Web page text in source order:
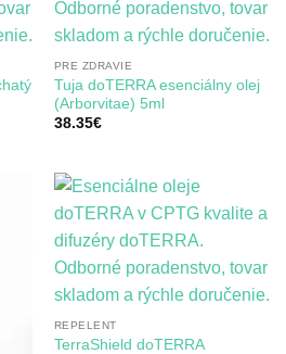
PRE ZDRAVIE
Tuja doTERRA esenciálny olej
(Arborvitae) 5ml
38.35€
REPELENT
TerraShield doTERRA